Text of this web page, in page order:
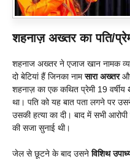
शहनाज़ अख्तर का पति/
शहनाज अख्तर ने एजाज खान नामक
दो बेटियां हैं जिनका नामसारा अख्तर
शहनाज़ का एक कथित प्रेमी 19 वर्षीय
था। पति को यह बात पता लगने पर
उसकी हत्या का दी। बाद में सभी
की सजा सुनाई थी।
जेल से छूटने के बाद उसनेविशिथ